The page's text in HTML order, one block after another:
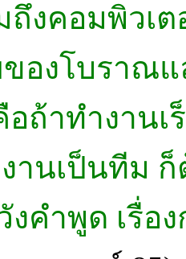
งคอมพิวเ
องโบราณแ
อถ้าทำงาน
านเป็นทีม ก็
งคำพูด เรื่